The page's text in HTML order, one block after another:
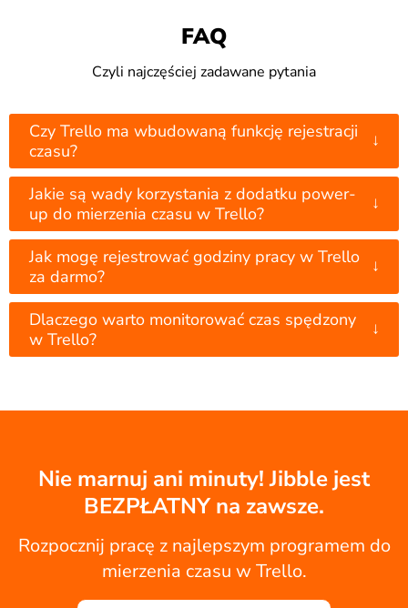
FAQ
Czyli najczęściej zadawane pytania
Czy Trello ma wbudowaną funkcję rejestracji
czasu?
↓
Jakie są wady korzystania z dodatku power-
up do mierzenia czasu w Trello?
↓
Jak mogę rejestrować godziny pracy w Trello
za darmo?
↓
Dlaczego warto monitorować czas spędzony
w Trello?
↓
Nie marnuj ani minuty! Jibble jest
BEZPŁATNY na zawsze.
Rozpocznij pracę z najlepszym programem do
mierzenia czasu w Trello.